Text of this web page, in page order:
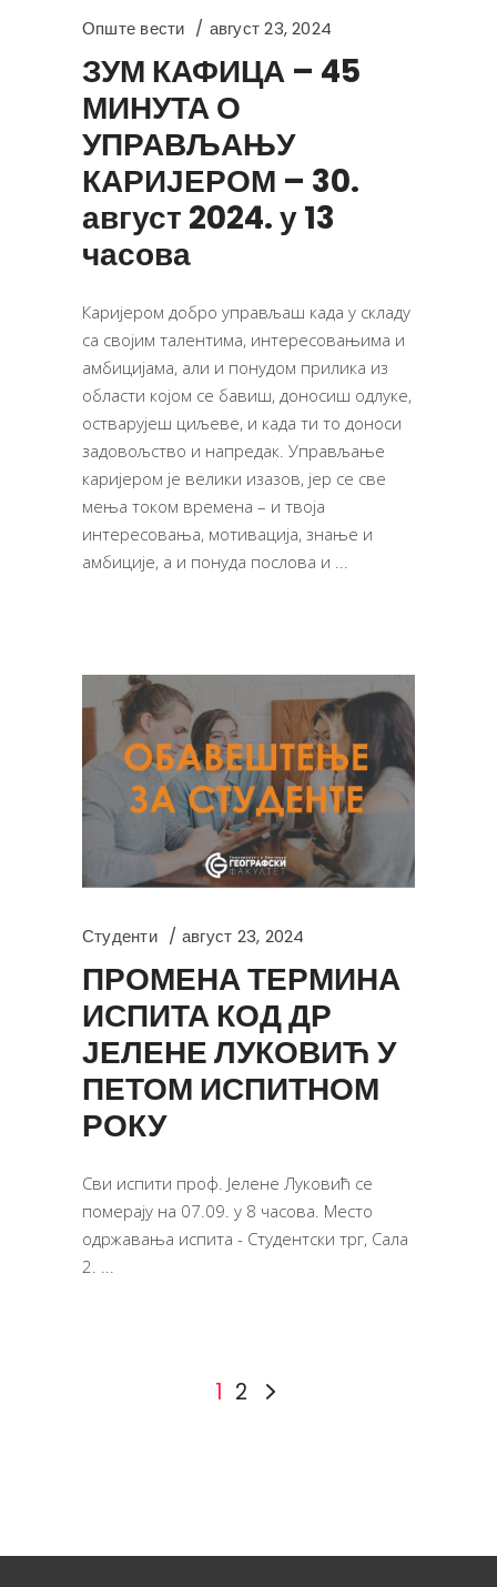
Опште вести август 23, 2024
ЗУМ КАФИЦА – 45
МИНУТА О
УПРАВЉАЊУ
КАРИЈЕРОМ – 30.
август 2024. у 13
часова
Каријером добро управљаш када у складу
са својим талентима, интересовањима и
амбицијама, али и понудом прилика из
области којом се бавиш, доносиш одлуке,
остварујеш циљеве, и када ти то доноси
задовољство и напредак. Управљање
каријером је велики изазов, јер се све
мења током времена – и твоја
интересовања, мотивација, знање и
амбиције, а и понуда послова и
Студенти август 23, 2024
ПРОМЕНА ТЕРМИНА
ИСПИТА КОД ДР
ЈЕЛЕНЕ ЛУКОВИЋ У
ПЕТОМ ИСПИТНОМ
РОКУ
Сви испити проф. Јелене Луковић се
померају на 07.09. у 8 часова. Место
одржавања испита - Студентски трг, Сала
2.
1 2